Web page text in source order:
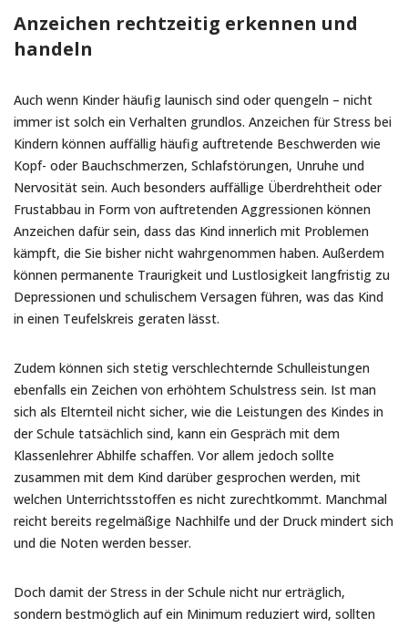
Anzeichen rechtzeitig erkennen und
handeln
Auch wenn Kinder häufig launisch sind oder quengeln – nicht
immer ist solch ein Verhalten grundlos. Anzeichen für Stress bei
Kindern können auffällig häufig auftretende Beschwerden wie
Kopf- oder Bauchschmerzen, Schlafstörungen, Unruhe und
Nervosität sein. Auch besonders auffällige Überdrehtheit oder
Frustabbau in Form von auftretenden Aggressionen können
Anzeichen dafür sein, dass das Kind innerlich mit Problemen
kämpft, die Sie bisher nicht wahrgenommen haben. Außerdem
können permanente Traurigkeit und Lustlosigkeit langfristig zu
Depressionen und schulischem Versagen führen, was das Kind
in einen Teufelskreis geraten lässt.
Zudem können sich stetig verschlechternde Schulleistungen
ebenfalls ein Zeichen von erhöhtem Schulstress sein. Ist man
sich als Elternteil nicht sicher, wie die Leistungen des Kindes in
der Schule tatsächlich sind, kann ein Gespräch mit dem
Klassenlehrer Abhilfe schaffen. Vor allem jedoch sollte
zusammen mit dem Kind darüber gesprochen werden, mit
welchen Unterrichtsstoffen es nicht zurechtkommt. Manchmal
reicht bereits regelmäßige Nachhilfe und der Druck mindert sich
und die Noten werden besser.
Doch damit der Stress in der Schule nicht nur erträglich,
sondern bestmöglich auf ein Minimum reduziert wird, sollten